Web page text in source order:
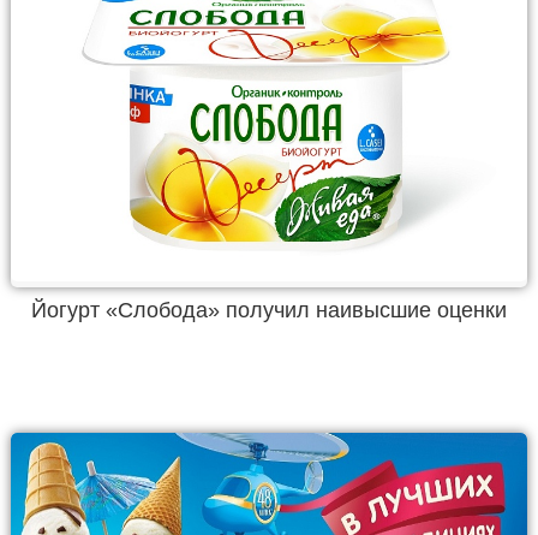
Йогурт «Слобода» получил наивысшие оценки